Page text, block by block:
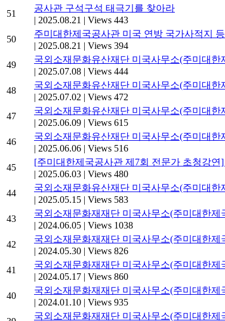
51
공사관 구석구석 태극기를 찾아라
| 2025.08.21 | Views 443
50
주미대한제국공사관 미국 연방 국가사적지
| 2025.08.21 | Views 394
49
국외소재문화유산재단 미국사무소(주미대
| 2025.07.08 | Views 444
48
국외소재문화유산재단 미국사무소(주미대
| 2025.07.02 | Views 472
47
국외소재문화유산재단 미국사무소(주미대
| 2025.06.09 | Views 615
46
국외소재문화유산재단 미국사무소(주미대
| 2025.06.06 | Views 516
45
[주미대한제국공사관 제7회 전문가 초청강
| 2025.06.03 | Views 480
44
국외소재문화유산재단 미국사무소(주미대한
| 2025.05.15 | Views 583
43
국외소재문화재재단 미국사무소(주미대한
| 2024.06.05 | Views 1038
42
국외소재문화재재단 미국사무소(주미대한
| 2024.05.30 | Views 826
41
국외소재문화재재단 미국사무소(주미대한제
| 2024.05.17 | Views 860
40
국외소재문화재재단 미국사무소(주미대한
| 2024.01.10 | Views 935
국외소재문화재재단 미국사무소(주미대한